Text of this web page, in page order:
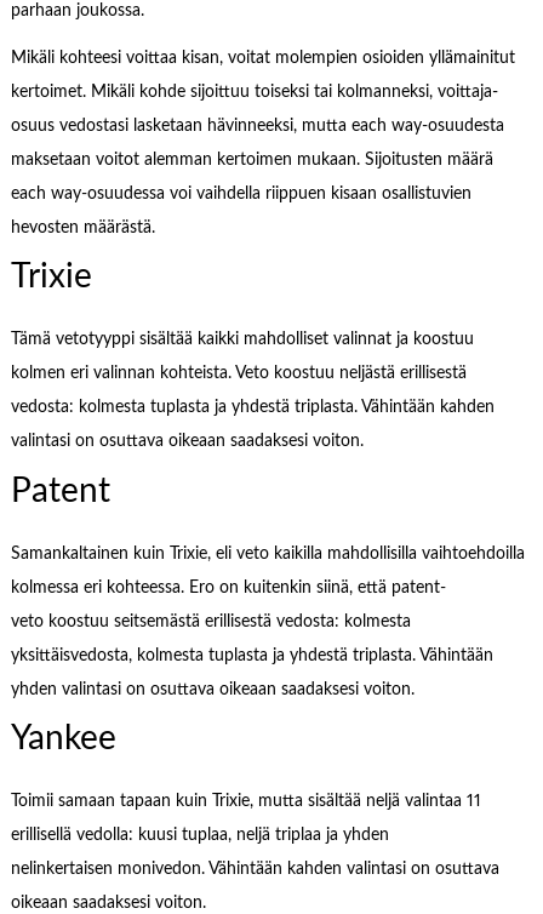
parhaan joukossa.
Mikäli kohteesi voittaa kisan, voitat molempien osioiden yllämainitut
kertoimet. Mikäli kohde sijoittuu toiseksi tai kolmanneksi, voittaja-
osuus vedostasi lasketaan hävinneeksi, mutta each way-osuudesta
maksetaan voitot alemman kertoimen mukaan. Sijoitusten määrä
each way-osuudessa voi vaihdella riippuen kisaan osallistuvien
hevosten määrästä.
Trixie
Tämä vetotyyppi sisältää kaikki mahdolliset valinnat ja koostuu
kolmen eri valinnan kohteista. Veto koostuu neljästä erillisestä
vedosta: kolmesta tuplasta ja yhdestä triplasta. Vähintään kahden
valintasi on osuttava oikeaan saadaksesi voiton.
Patent
Samankaltainen kuin Trixie, eli veto kaikilla mahdollisilla vaihtoehdoilla
kolmessa eri kohteessa. Ero on kuitenkin siinä, että patent-
veto koostuu seitsemästä erillisestä vedosta: kolmesta
yksittäisvedosta, kolmesta tuplasta ja yhdestä triplasta. Vähintään
yhden valintasi on osuttava oikeaan saadaksesi voiton.
Yankee
Toimii samaan tapaan kuin Trixie, mutta sisältää neljä valintaa 11
erillisellä vedolla: kuusi tuplaa, neljä triplaa ja yhden
nelinkertaisen monivedon. Vähintään kahden valintasi on osuttava
oikeaan saadaksesi voiton.